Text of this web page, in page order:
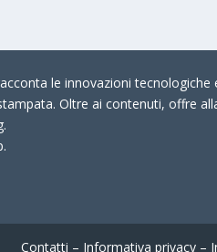
le innovazioni
Oltre ai contenuti, offre
Contatti – Informativa privacy–